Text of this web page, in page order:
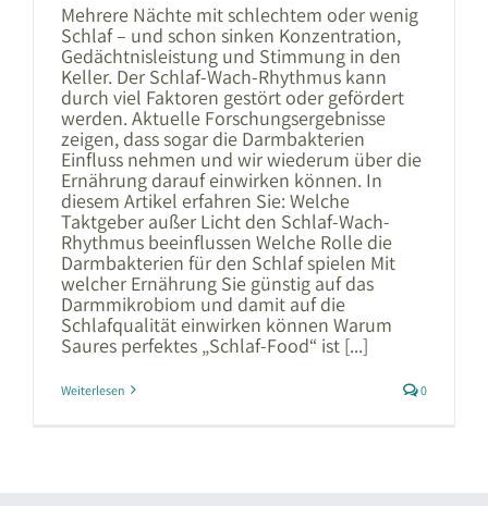
Mehrere Nächte mit schlechtem oder wenig
Schlaf – und schon sinken Konzentration,
Gedächtnisleistung und Stimmung in den
Keller. Der Schlaf-Wach-Rhythmus kann
durch viel Faktoren gestört oder gefördert
werden. Aktuelle Forschungsergebnisse
zeigen, dass sogar die Darmbakterien
Einfluss nehmen und wir wiederum über die
Ernährung darauf einwirken können. In
diesem Artikel erfahren Sie: Welche
Taktgeber außer Licht den Schlaf-Wach-
Rhythmus beeinflussen Welche Rolle die
Darmbakterien für den Schlaf spielen Mit
welcher Ernährung Sie günstig auf das
Darmmikrobiom und damit auf die
Schlafqualität einwirken können Warum
Saures perfektes „Schlaf-Food“ ist [...]
Weiterlesen 0